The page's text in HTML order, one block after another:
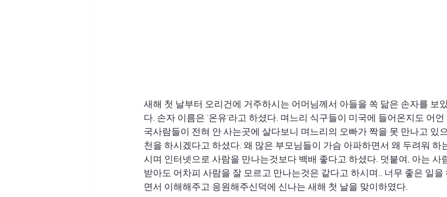
새해 첫 날부터 오리건에 거주하시는 어머님께서 아들을 쏙 닮은 손자를 보
다. 손자 이름은 '온유'라고 하셨다. 며느리 식구들이 미국에 들어온지도 어
국사람들이 전혀 안 사는곳에 살다보니 며느리의 오빠가 짝을 못 만나고 있
천을 하시겠다고 하셨다. 왜 많은 부모님들이 가슴 아파하면서 왜 두려워 하
시며 인터넷으로 사람을 만나는것보다 백배 좋다고 하셨다. 덧붙여, 아는 사
받아도 어차피 사람을 잘 모르고 만나는것은 같다고 하시며.. 너무 좋은 일을
면서 이해해주고 응원해주신덕에 신나는 새해 첫 날을 맞이하였다.